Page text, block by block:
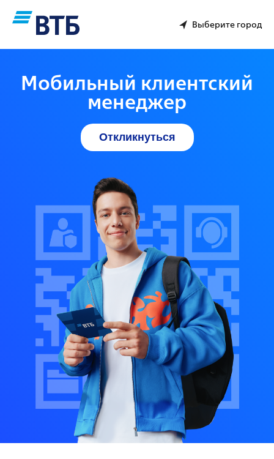
Выберите город
Мобильный клиентский
менеджер
Откликнуться